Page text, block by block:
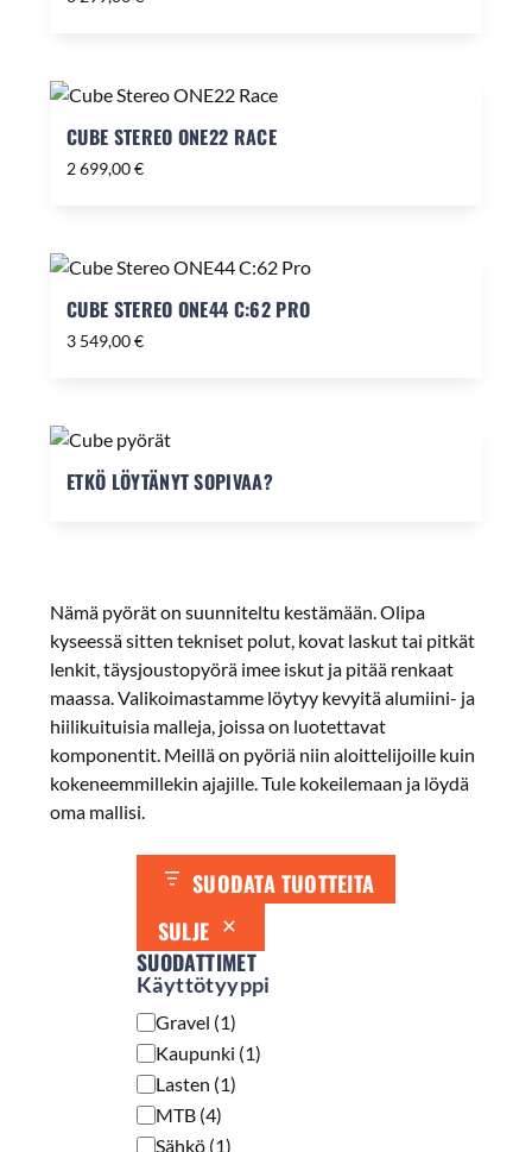
CUBE STEREO ONE22 RACE
2 699,00€
CUBE STEREO ONE44 C:62 PRO
3 549,00€
ETKÖ LÖYTÄNYT SOPIVAA?
Nämä pyörät on suunniteltu kestämään. Olipa
kyseessä sitten tekniset polut, kovat laskut tai pitkät
lenkit, täysjoustopyörä imee iskut ja pitää renkaat
maassa. Valikoimastamme löytyy kevyitä alumiini- ja
hiilikuituisia malleja, joissa on luotettavat
komponentit. Meillä on pyöriä niin aloittelijoille kuin
kokeneemmillekin ajajille. Tule kokeilemaan ja löydä
oma mallisi.
SUODATA TUOTTEITA
SULJE
SUODATTIMET
Käyttötyyppi
Käyttötyyppi
Gravel (1)
Kaupunki (1)
Lasten (1)
MTB (4)
Sähkö (1)